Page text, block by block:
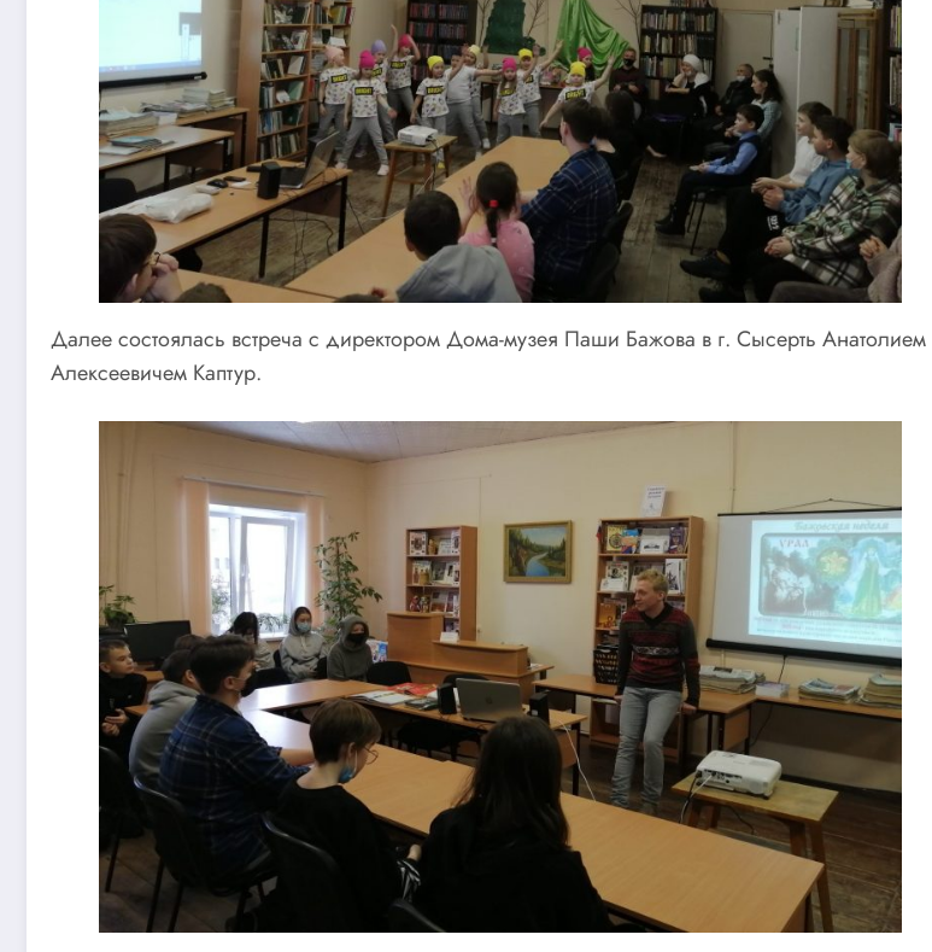
Далее состоялась встреча с директором Дома-музея Паши Бажова в г. Сысерть Анатолием
Алексеевичем Каптур.